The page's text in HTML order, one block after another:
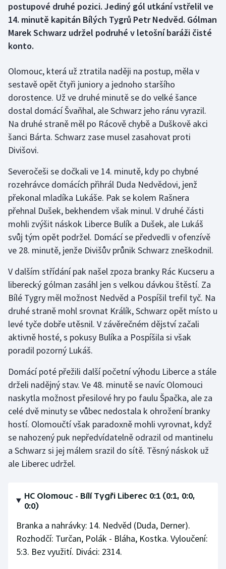
Curling
Dostihy
Futsal
Golf
Gymnastika
Jezdectví
Judo
Krasobruslení
Lyže a snowboard
Moderní pětiboj
Motorsport
Olympijské hry
Parasport
Plavání
Plážový volejbal
Ragby
Rychlostní kanoistika
Short track
Sportovní střelba
postupové druhé pozici. Jediný gól utkání vstřelil ve
14. minutě kapitán Bílých Tygrů Petr Nedvěd. Gólman
Marek Schwarz udržel podruhé v letošní baráži čisté
konto.
Olomouc, která už ztratila naději na postup, měla v
sestavě opět čtyři juniory a jednoho staršího
dorostence. Už ve druhé minutě se do velké šance
dostal domácí Švaňhal, ale Schwarz jeho ránu vyrazil.
Na druhé straně měl po Rácově chybě a Duškově akci
šanci Bárta. Schwarz zase musel zasahovat proti
Divišovi.
Severočeši se dočkali ve 14. minutě, kdy po chybné
rozehrávce domácích přihrál Duda Nedvědovi, jenž
překonal mladíka Lukáše. Pak se kolem Rašnera
přehnal Dušek, bekhendem však minul. V druhé části
mohli zvýšit náskok Liberce Bulík a Dušek, ale Lukáš
svůj tým opět podržel. Domácí se předvedli v ofenzívě
ve 28. minutě, jenže Divišův průnik Schwarz zneškodnil.
V dalším střídání pak našel zpoza branky Rác Kucseru a
liberecký gólman zasáhl jen s velkou dávkou štěstí. Za
Bílé Tygry měl možnost Nedvěd a Pospíšil trefil tyč. Na
druhé straně mohl srovnat Králík, Schwarz opět místo u
levé tyče dobře utěsnil. V závěrečném dějství začali
aktivně hosté, s pokusy Bulíka a Pospíšila si však
poradil pozorný Lukáš.
Domácí poté přežili další početní výhodu Liberce a stále
drželi nadějný stav. Ve 48. minutě se navíc Olomouci
naskytla možnost přesilové hry po faulu Špačka, ale za
celé dvě minuty se vůbec nedostala k ohrožení branky
hostí. Olomoučtí však paradoxně mohli vyrovnat, když
se nahozený puk nepředvídatelně odrazil od mantinelu
a Schwarz si jej málem srazil do sítě. Těsný náskok už
ale Liberec udržel.
HC Olomouc - Bílí Tygři Liberec 0:1 (0:1, 0:0,
0:0)
Branka a nahrávky: 14. Nedvěd (Duda, Derner).
Rozhodčí: Turčan, Polák - Bláha, Kostka. Vyloučení:
5:3. Bez využití. Diváci: 2314.